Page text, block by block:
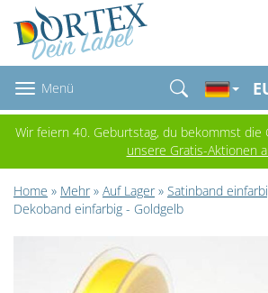
Menü
Wir feiern 40. Geburtstag, du bekommst die
unsere Gratis-Aktionen
Home » Mehr» Auf Lager» Satinband
Dekoband einfarbig - Goldgelb